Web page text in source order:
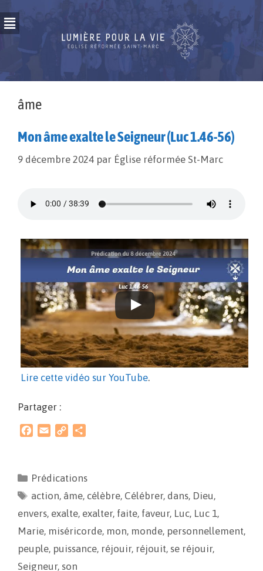
âme
Mon âme exalte le Seigneur (Luc 1.46-56)
9 décembre 2024 par Église réformée St-Marc
Lire cette vidéo sur YouTube.
Partager :
b
o
l
L
i
n
a
g
Prédications
action, âme, célèbre, Célébrer, dans, Dieu,
envers, exalte, exalter, faite, faveur, Luc, Luc 1,
Marie, miséricorde, mon, monde, personnellement,
peuple, puissance, réjouir, réjouit, se réjouir,
Seigneur, son